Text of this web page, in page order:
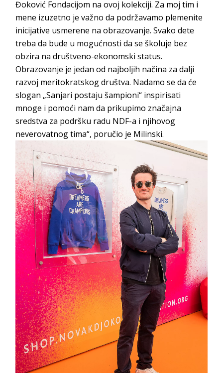
Đoković Fondacijom na ovoj kolekciji. Za moj tim i
mene izuzetno je važno da podržavamo plemenite
inicijative usmerene na obrazovanje. Svako dete
treba da bude u mogućnosti da se školuje bez
obzira na društveno-ekonomski status.
Obrazovanje je jedan od najboljih načina za dalji
razvoj meritokratskog društva. Nadamo se da će
slogan „Sanjari postaju šampioni“ inspirisati
mnoge i pomoći nam da prikupimo značajna
sredstva za podršku radu NDF-a i njihovog
neverovatnog tima“, poručio je Milinski.